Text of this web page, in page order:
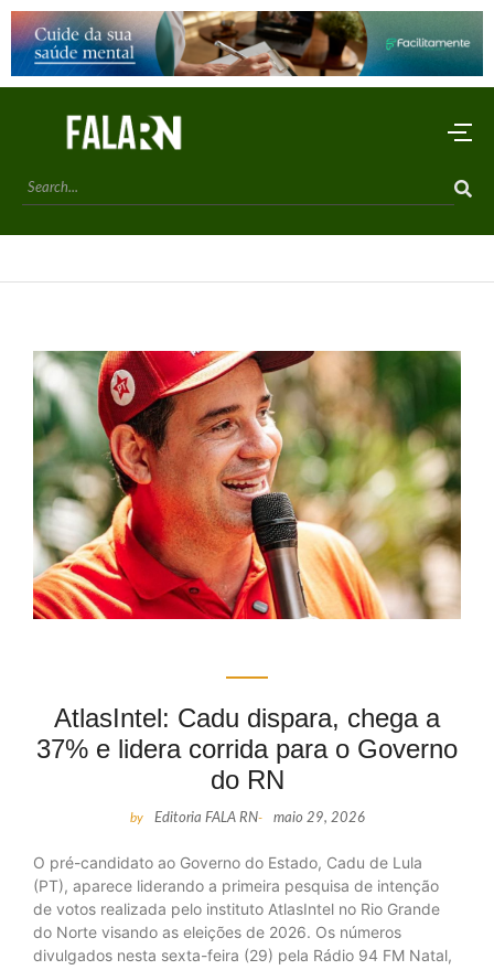
AtlasIntel: Cadu dispara, chega a
37% e lidera corrida para o Governo
do RN
by Editoria FALA RN- maio 29, 2026
O pré-candidato ao Governo do Estado, Cadu de Lula
(PT), aparece liderando a primeira pesquisa de intenção
de votos realizada pelo instituto AtlasIntel no Rio Grande
do Norte visando as eleições de 2026. Os números
divulgados nesta sexta-feira (29) pela Rádio 94 FM Natal,